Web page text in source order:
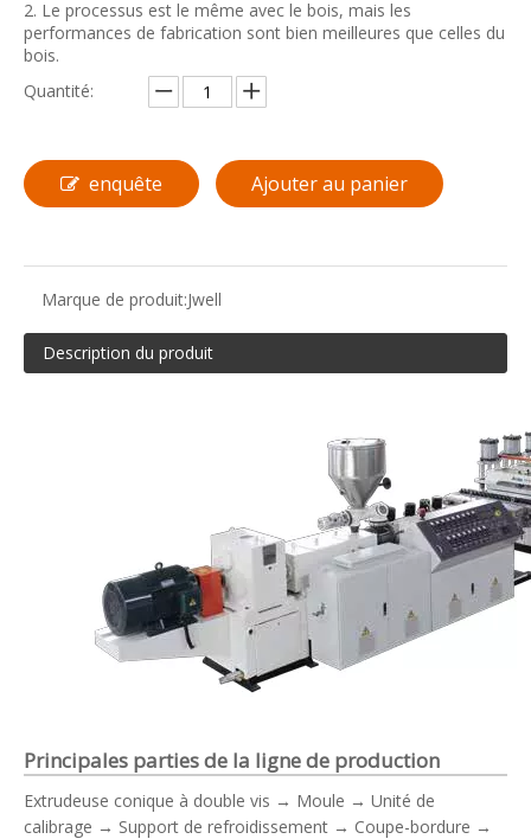
2. Le processus est le même avec le bois, mais les
performances de fabrication sont bien meilleures que celles du
bois.
Quantité:
enquête Ajouter au panier
Marque de produit:Jwell
Description du produit
Principales parties de la ligne de production
Extrudeuse conique à double vis → Moule → Unité de
calibrage → Support de refroidissement → Coupe-bordure →